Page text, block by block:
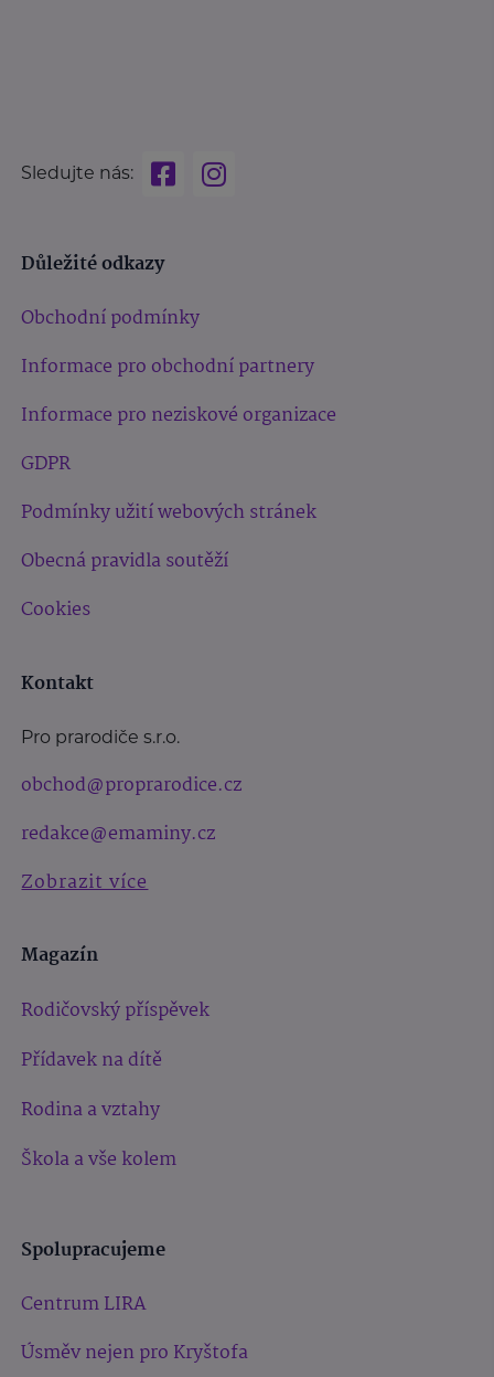
Sledujte nás:
Důležité odkazy
Obchodní podmínky
Informace pro obchodní partnery
Informace pro neziskové organizace
GDPR
Podmínky užití webových stránek
Obecná pravidla soutěží
Cookies
Kontakt
Pro prarodiče s.r.o.
obchod@proprarodice.cz
redakce@emaminy.cz
Zobrazit více
Magazín
Rodičovský příspěvek
Přídavek na dítě
Rodina a vztahy
Škola a vše kolem
Spolupracujeme
Centrum LIRA
Úsměv nejen pro Kryštofa